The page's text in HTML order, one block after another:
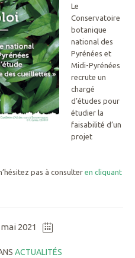
Le
Conservatoire
botanique
national des
Pyrénées et
Midi-Pyrénées
recrute un
chargé
d’études pour
étudier la
faisabilité d’un
projet
pas à consulter en cliquant
2021
ACTUALITÉS